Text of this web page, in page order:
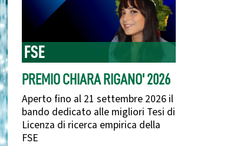
FSE
PREMIO CHIARA RIGANO' 2026
Aperto fino al 21 settembre 2026 il
bando dedicato alle migliori Tesi di
Licenza di ricerca empirica della
FSE